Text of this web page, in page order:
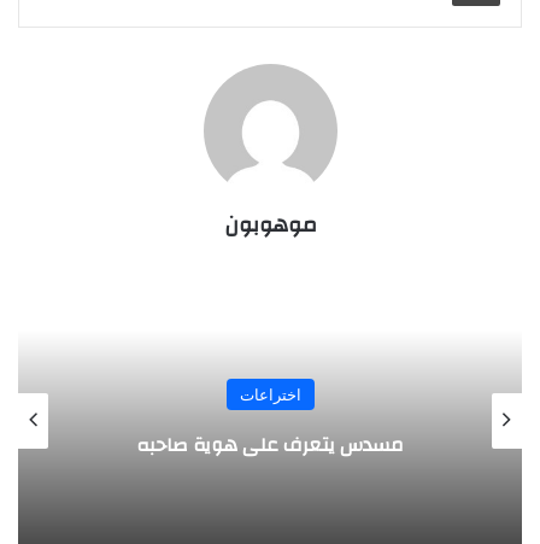
موهوبون
المجلة
طفل مصري يخرج قصاصات الورق من أنفه
وفمه